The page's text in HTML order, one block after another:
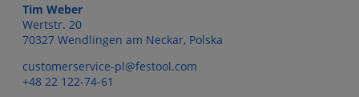
Tim Weber
Wertstr. 20
70327 Wendlingen am Neckar, Polska
customerservice-pl@festool.com
+48 22 122-74-61